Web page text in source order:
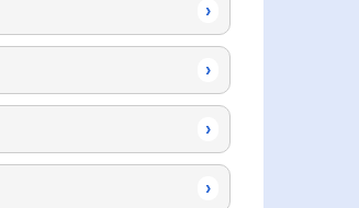
›
›
›
›